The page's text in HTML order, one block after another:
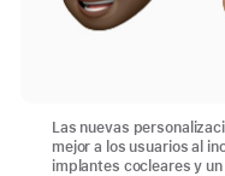
Las nuevas
mejor a los usuarios al
implantes cocleares y